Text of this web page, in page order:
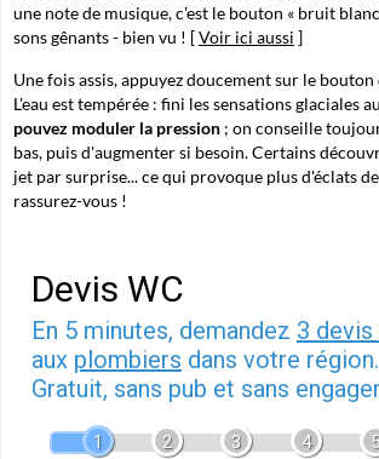
une note de musique, c'est le bouton « bruit
sons gênants - bien vu ! [Voir ici aussi ]
Une fois assis, appuyez doucement sur le bouton
L'eau est tempérée : fini les sensations glaciales
pouvez moduler la pression ; on conseille
bas, puis d'augmenter si besoin. Certains
jet par surprise... ce qui provoque plus d'éclats
rassurez-vous !
Devis WC
En 5 minutes, demandez 3
aux plombiers dans votre région.
Gratuit, sans pub et sans
1 2 3 4 5